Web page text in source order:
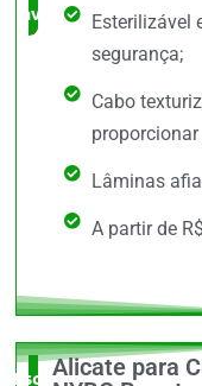
avaliado!Esterilizável
segurança;
Cabo
Lâminas
A partir de
Escolha do
Alicate para